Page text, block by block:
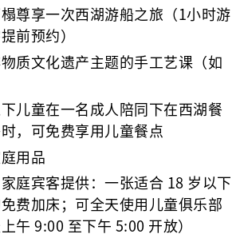
尊享一次西湖游船之旅（1小时游
前预约）
质文化遗产主题的手工艺课（如
儿童在一名成人陪同下在西湖餐
，可免费享用儿童餐点
用品
庭宾客提供：一张适合 18 岁以下
费加床；可全天使用儿童俱乐部
上午 9:00 至下午 5:00 开放）